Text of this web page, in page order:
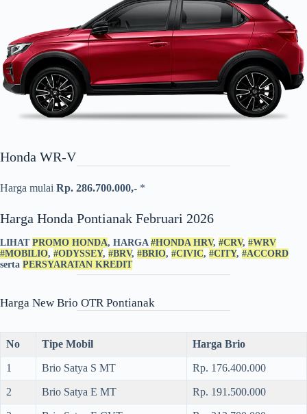
Honda WR-V
Harga mulai Rp. 286.700.000,- *
Harga Honda Pontianak Februari 2026
LIHAT PROMO HONDA, HARGA #HONDA HRV, #CRV, #WRV
#MOBILIO, #ODYSSEY, #BRV, #BRIO, #CIVIC, #CITY, #ACCORD
serta PERSYARATAN KREDIT
Harga New Brio OTR Pontianak
No Tipe Mobil Harga Brio
1 Brio Satya S MT Rp. 176.400.000
2 Brio Satya E MT Rp. 191.500.000